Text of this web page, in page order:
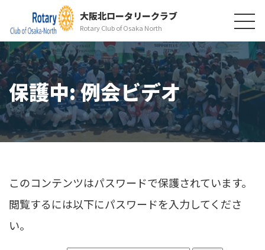
大阪北ロータリークラブ
Rotary Club of Osaka North
保護中: 例会ビデオ
このコンテンツはパスワードで保護されています。
閲覧するには以下にパスワードを入力してくださ
い。